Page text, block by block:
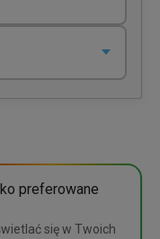
tylko za to co
675 zł
preferowane
się w Twoich